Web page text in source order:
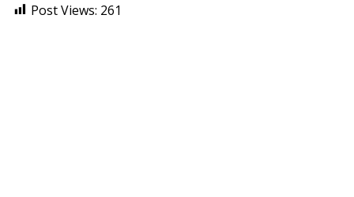
Post Views: 261